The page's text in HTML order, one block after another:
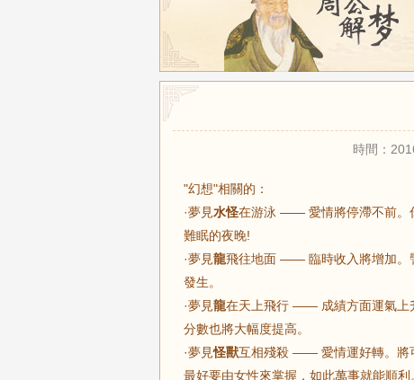
時間：
"幻想"相關的：
·夢見水怪在游泳 —— 愛情將停滯不前。
難眠的夜晚!
·夢見龍飛往地面 —— 臨時收入將增加。
發生。
·夢見龍在天上飛行 —— 成績方面運氣上
分數也將大幅度提高。
·夢見怪獸互相殘殺 —— 愛情運好轉。將
最好要由女性來掌握，如此萬事就能順利